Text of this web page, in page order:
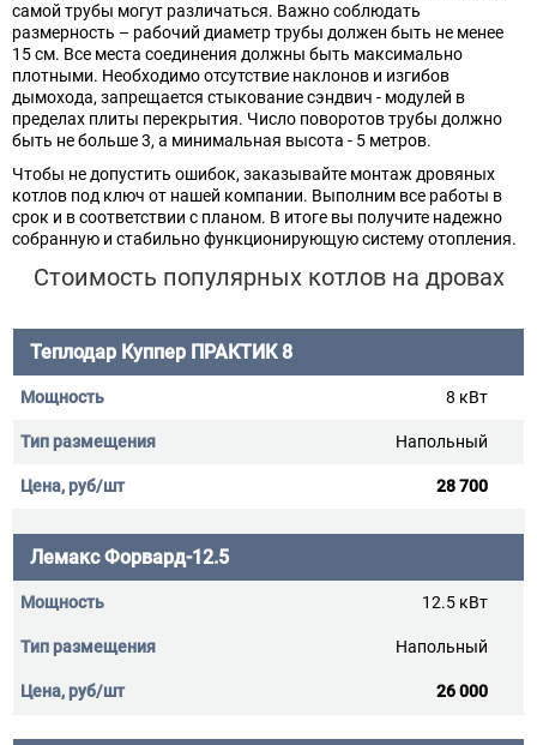
самой трубы могут различаться. Важно соблюдать
размерность – рабочий диаметр трубы должен быть не менее
15 см. Все места соединения должны быть максимально
плотными. Необходимо отсутствие наклонов и изгибов
дымохода, запрещается стыкование сэндвич - модулей в
пределах плиты перекрытия. Число поворотов трубы должно
быть не больше 3, а минимальная высота - 5 метров.
Чтобы не допустить ошибок, заказывайте монтаж дровяных
котлов под ключ от нашей компании. Выполним все работы в
срок и в соответствии с планом. В итоге вы получите надежно
собранную и стабильно функционирующую систему отопления.
Стоимость популярных котлов на дровах
Теплодар Куппер ПРАКТИК 8
8 кВт
Напольный
28 700
Лемакс Форвард-12.5
12.5 кВт
Напольный
26 000